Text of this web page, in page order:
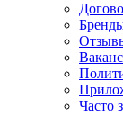
Часто